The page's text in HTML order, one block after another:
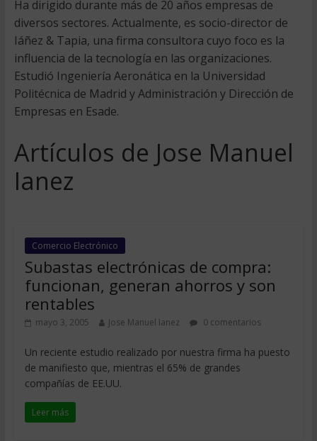
Ha dirigido durante más de 20 años empresas de
diversos sectores. Actualmente, es socio-director de
Iáñez & Tapia, una firma consultora cuyo foco es la
influencia de la tecnología en las organizaciones.
Estudió Ingeniería Aeronática en la Universidad
Politécnica de Madrid y Administración y Dirección de
Empresas en Esade.
Artículos de Jose Manuel
Ianez
Comercio Electrónico
Subastas electrónicas de compra:
funcionan, generan ahorros y son
rentables
mayo 3, 2005 Jose Manuel Ianez 0 comentarios
Un reciente estudio realizado por nuestra firma ha puesto
de manifiesto que, mientras el 65% de grandes
compañías de EE.UU.
Leer más